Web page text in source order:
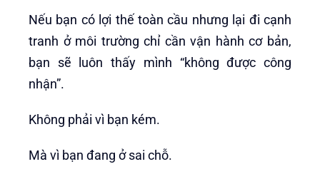
Nếu bạn có lợi thế toàn cầu nhưng lại đi cạnh
tranh ở môi trường chỉ cần vận hành cơ bản,
bạn sẽ luôn thấy mình “không được công
nhận”.
Không phải vì bạn kém.
Mà vì bạn đang ở sai chỗ.